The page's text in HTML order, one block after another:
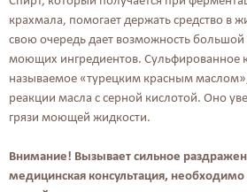
крахмала, помогает держать средство в
свою очередь дает возможность
моющих ингредиентов. Сульфированное
называемое «турецким красным
реакции масла с серной кислотой. Оно
грязи моющей жидкости.
Внимание! Вызывает сильное
медицинская консультация,